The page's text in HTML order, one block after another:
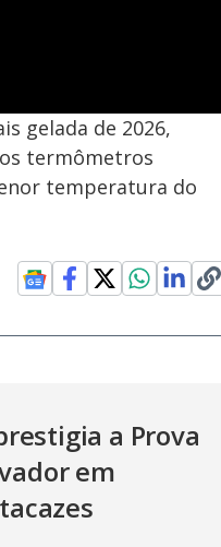
gelada de 2026,
termômetros
temperatura do
a Prova
em